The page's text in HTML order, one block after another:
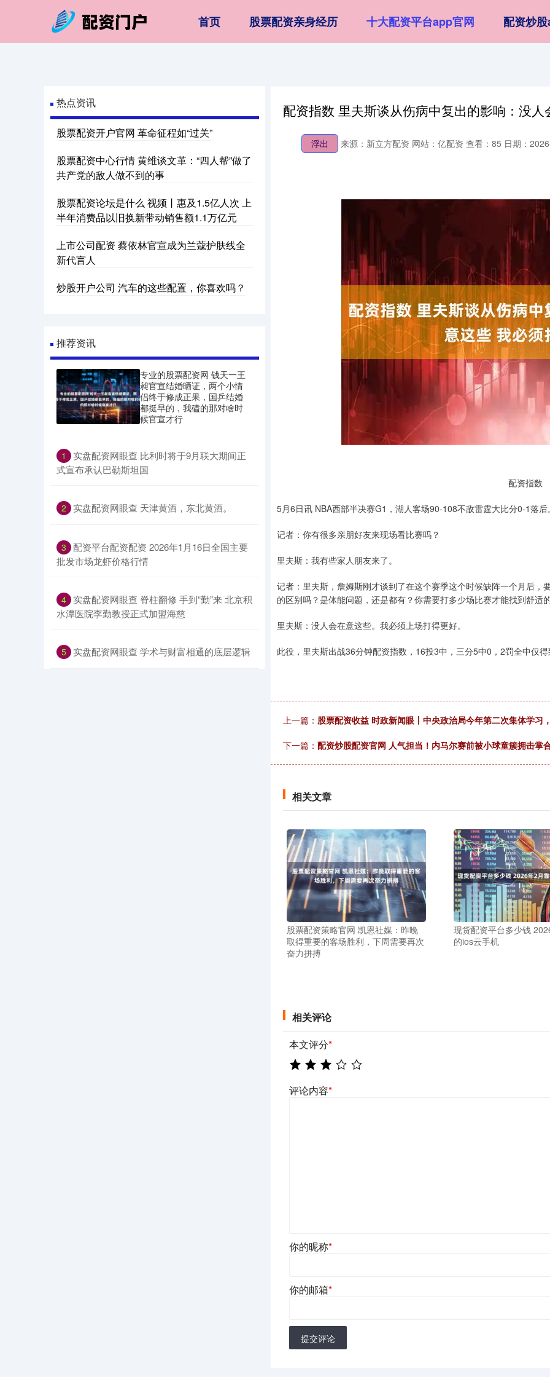
首页 股票配资亲身经历 十大配资平台app官网 配资炒
配资指数 里夫斯谈从伤病中复出的影响：没
浮出 来源：新立方配资 网站：亿配资 查看：85 日期：
配资指数
5月6日讯 NBA西部半决赛G1，湖人客场90-108不敌雷霆大比分0-1落后
记者：你有很多亲朋好友来现场看比赛吗？
里夫斯：我有些家人朋友来了。
记者：里夫斯，詹姆斯刚才谈到了在这个赛季这个时候缺阵一个月后
的区别吗？是体能问题，还是都有？你需要打多少场比赛才能找到舒适
里夫斯：没人会在意这些。我必须上场打得更好。
此役，里夫斯出战36分钟配资指数，16投3中，三分5中0，2罚全中仅
上一篇： 股票配资收益 时政新闻眼丨中央政治局今年第二次集体学习
下一篇： 配资炒股配资官网 人气担当！内马尔赛前被小球童簇拥击掌
相关文章
股票配资策略官网 凯恩社媒：昨晚
取得重要的客场胜利，下周需要再次
奋力拼搏
现货配资平台多少钱
的ios云手机
相关评论
本文评分*
评论内容*
你的昵称*
你的邮箱*
提交评论
热点资讯
股票配资开户官网 革命征程如“过关”
股票配资中心行情 黄维谈文革：“四人帮”做了
共产党的敌人做不到的事
股票配资论坛是什么 视频丨惠及1.5亿人次 上
半年消费品以旧换新带动销售额1.1万亿元
上市公司配资 蔡依林官宣成为兰蔻护肤线全
新代言人
炒股开户公司 汽车的这些配置，你喜欢吗？
推荐资讯
专业的股票配资网 钱天一王
昶官宣结婚晒证，两个小情
侣终于修成正果，国乒结婚
都挺早的，我磕的那对啥时
候官宣才行
1
​实盘配资网眼查 比利时将于9月联大期间正
式宣布承认巴勒斯坦国
2 ​实盘配资网眼查 天津黄酒，东北黄酒。
3 ​配资平台配资配资 2026年1月16日全国主要
批发市场龙虾价格行情
4 ​实盘配资网眼查 脊柱翻修 手到“勤”来 北京积
水潭医院李勤教授正式加盟海慈
5 ​实盘配资网眼查 学术与财富相通的底层逻辑